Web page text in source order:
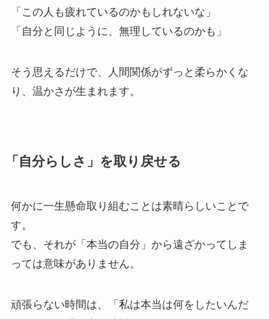
「この人も疲れているのかもしれないな」
「自分と同じように、無理しているのかも」
そう思えるだけで、人間関係がずっと柔らかくな
り、温かさが生まれます。
「自分らしさ」を取り戻せる
何かに一生懸命取り組むことは素晴らしいことで
す。
でも、それが「本当の自分」から遠ざかってしま
っては意味がありません。
頑張らない時間は、「私は本当は何をしたいんだ